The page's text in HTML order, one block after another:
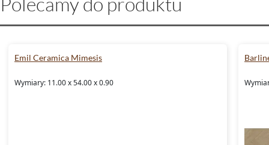
Emil Ceramica Mimesis
Wymiary: 11.00 x 54.00 x 0.90